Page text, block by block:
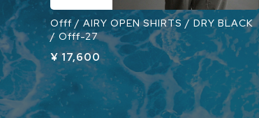
Offf / AIRY OPEN SHIRTS / DRY BLACK
/ Offf-27
¥ 17,600